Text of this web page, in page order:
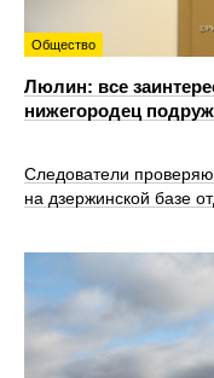
Общество
Люлин: все
нижегородец
Следователи
на дзержинской базе